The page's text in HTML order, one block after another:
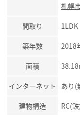
札幌
間取り 1LDK
築年数 2018
面積
インターネット あり(
建物構造 RC(